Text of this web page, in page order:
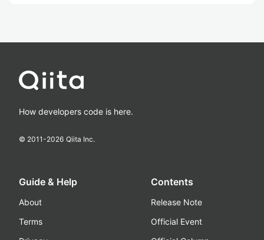
How developers code is here.
© 2011-2026 Qiita Inc.
Guide & Help
About
Terms
Contents
Release Note
Official Event